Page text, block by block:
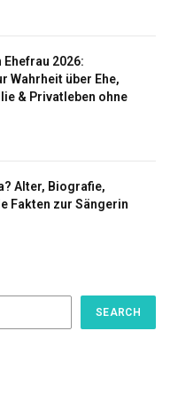
2026:
Wahrheit über Ehe,
& Privatleben ohne
Alter, Biografie,
Fakten zur Sängerin
SEARCH